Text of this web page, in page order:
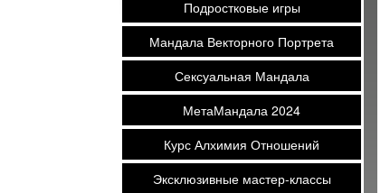
Подростковые игры
Мандала Векторного Портрета
Сексуальная Мандала
МетаМандала 2024
Курс Алхимия Отношений
Эксклюзивные мастер-классы